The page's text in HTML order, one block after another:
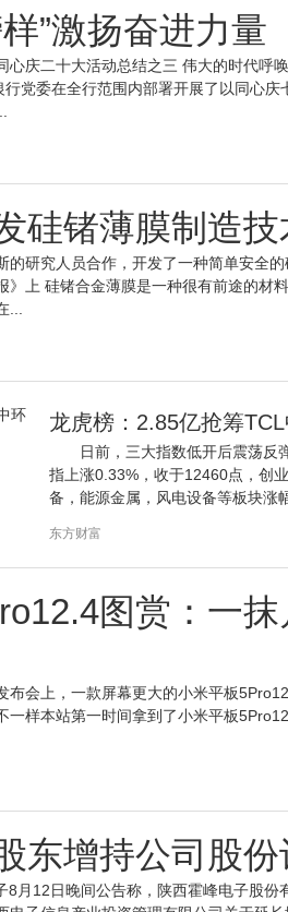
”激扬奋进力量
心庆二十大活动总结之三 伟大的时代呼
党委在全行范围内部署开展了以同心
硅锗薄膜制造技
的研究人员合作，开发了一种简单安全
》上 硅锗合金薄膜是一种很有前途的材
龙虎榜：2.85亿抢筹
日前，三大指数低开后震荡反
指上涨0.33%，收于12460点，创
备，能源金属，风电设备等板块涨
东方财富
图赏：一
布会上，一款屏幕更大的小米平板
一样本站第一时间拿到了小米平板
东增持公司股
8月12日晚间公告称，陕西霍峰电子股